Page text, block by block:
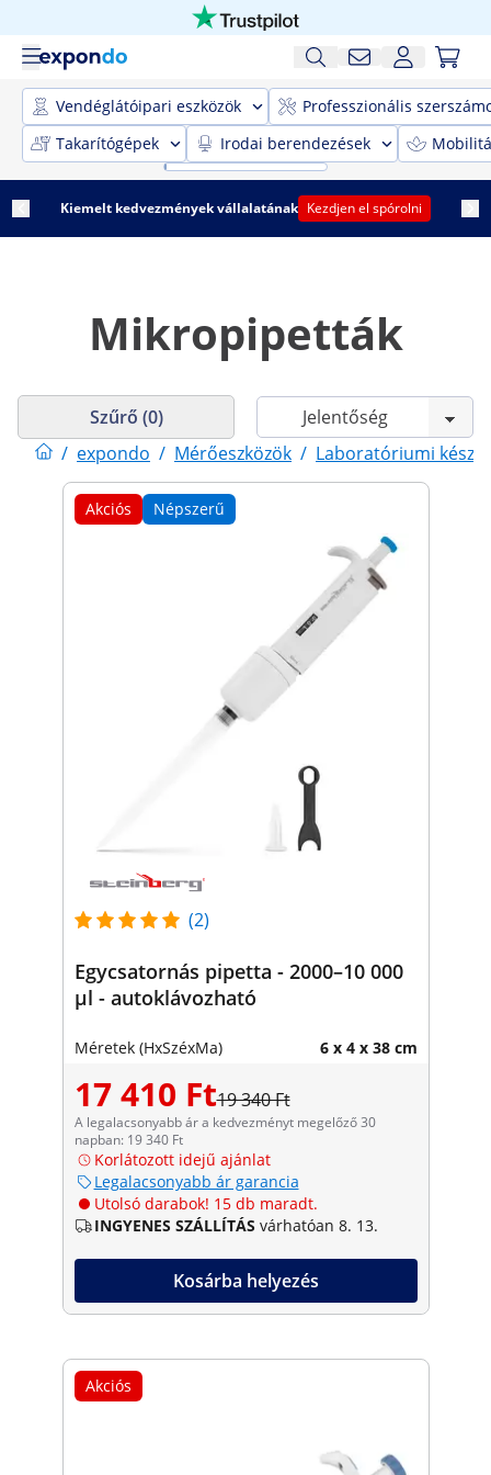
Vendéglátóipari eszközök
Professzionális
Takarítógépek
Irodai berendezések
Kiemelt kedvezmények vállalatának Kezdjen el spórolni
Mikropipetták
/ expondo / Mérőeszközök / Laboratóriumi
Szűrő (0)
Akciós Népszerű
(2)
Egycsatornás pipetta - 2000–10 000
μl - autoklávozható
Méretek (HxSzéxMa) 6 x 4 x 38 cm
17 410 Ft19 340 Ft
A legalacsonyabb ár a kedvezményt megelőző 30
napban: 19 340 Ft
Korlátozott idejű ajánlat
Legalacsonyabb ár garancia
Utolsó darabok! 15 db maradt.
INGYENES SZÁLLÍTÁS várhatóan 8. 13.
Kosárba helyezés
Akciós